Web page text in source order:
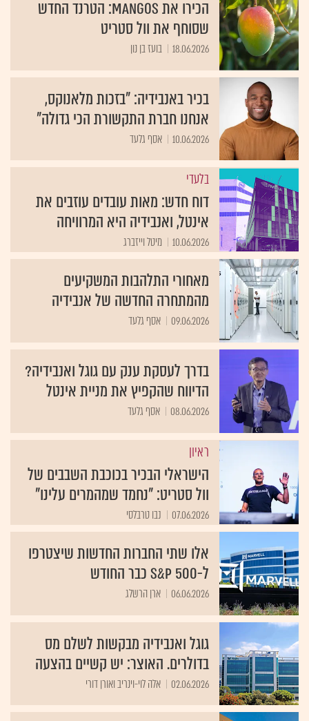
הכירו את MANGOS: הטרנד החדש
שסוחף את וול סטריט
18.06.2026 בועז בן נון
בכיר באנבידיה: "בזכות מלאנוקס,
אנחנו חברת התקשורת הכי גדולה"
10.06.2026 אסף גלעד
בלעדי
דוח חדש: מאות עובדים עוזבים את
אינטל, ואנבידיה היא המרוויחה
10.06.2026 מיטל וייזברג
מאחורי התלהבות המשקיעים
מהמתחרה החדשה של אנבידיה
09.06.2026 אסף גלעד
בדרך לעסקת ענק עם גוגל ואנבידיה?
הדיווח שהקפיץ את מניית אינטל
08.06.2026 אסף גלעד
ראיון
הישראלי הבכיר בכוכבת השבבים של
וול סטריט: "נחמד שמהמרים עלינו"
07.06.2026 נבו טרבלסי
אלו שתי החברות החדשות שיצטרפו
ל-S&P 500 כבר החודש
06.06.2026 ארן הרשלג
גוגל ואנבידיה מבקשות לשלם מס
בדולרים. האוצר: יש קשיים בהצעה
02.06.2026 אלה לוי-וינריב ואורן דורי